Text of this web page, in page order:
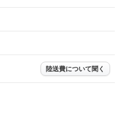
陸送費について聞く